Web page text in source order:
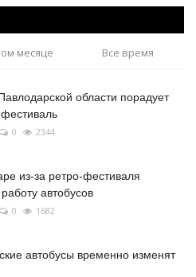
месяце Все время
области порадует
0 2344
из-за ретро-фестиваля
автобусов
0 1682
автобусы временно изменят